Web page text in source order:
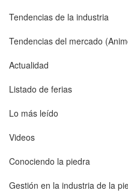
Tendencias de la industria
Tendencias del mercado
Actualidad
Listado de ferias
Lo más leído
Videos
Conociendo la piedra
Gestión en la industria de la